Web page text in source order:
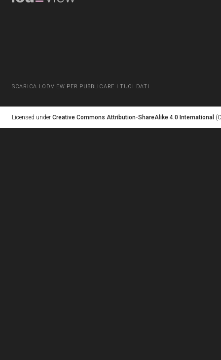
SCARICA LODVIEW PER PUBBLICARE I TUOI DATI
Licensed under Creative Commons Attribution-ShareAlike 4.0 International